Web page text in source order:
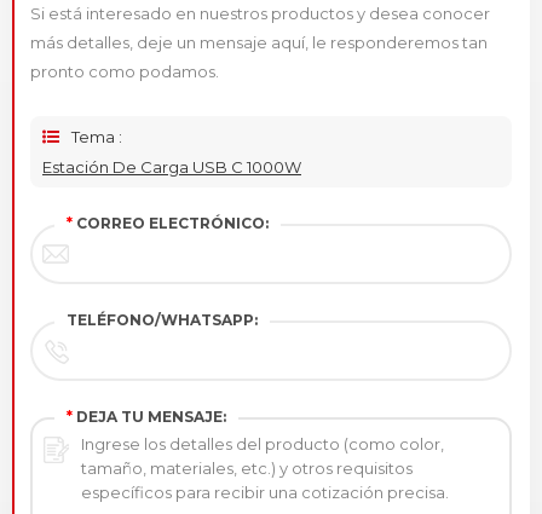
Si está interesado en nuestros productos y desea conocer
más detalles, deje un mensaje aquí, le responderemos tan
pronto como podamos.
Tema :
Estación De Carga USB C 1000W
* CORREO ELECTRÓNICO:
TELÉFONO/WHATSAPP:
* DEJA TU MENSAJE: